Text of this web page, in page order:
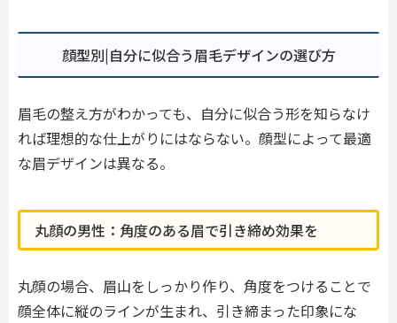
顔型別|自分に似合う眉毛デザインの選び方
眉毛の整え方がわかっても、自分に似合う形を知らなけ
れば理想的な仕上がりにはならない。顔型によって最適
な眉デザインは異なる。
丸顔の男性：角度のある眉で引き締め効果を
丸顔の場合、眉山をしっかり作り、角度をつけることで
顔全体に縦のラインが生まれ、引き締まった印象にな